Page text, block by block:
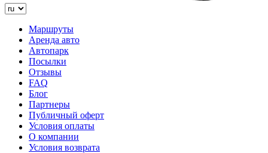
Маршруты
Аренда авто
Автопарк
Посылки
Отзывы
FAQ
Блог
Партнеры
Публичный оферт
Условия оплаты
О компании
Условия возврата